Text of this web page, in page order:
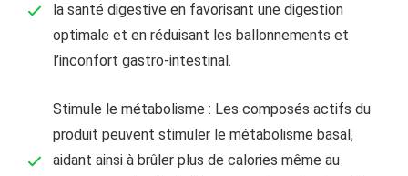
la santé digestive en favorisant une digestion
optimale et en réduisant les ballonnements et
l’inconfort gastro-intestinal.
Stimule le métabolisme : Les composés actifs du
produit peuvent stimuler le métabolisme basal,
aidant ainsi à brûler plus de calories même au